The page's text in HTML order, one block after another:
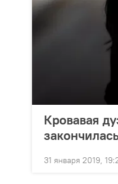
Кровавая
31 января 2019,